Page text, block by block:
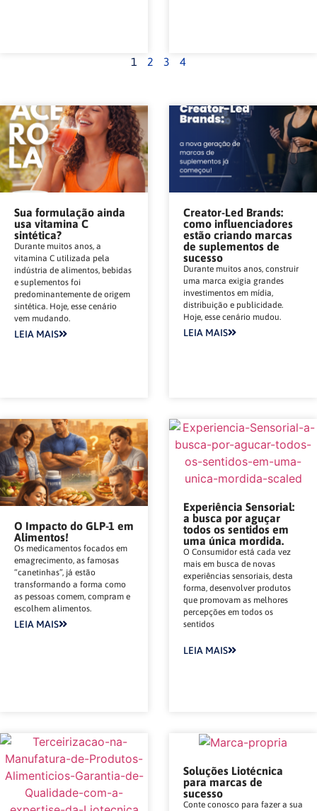
1 2 3 4
Sua formulação ainda
usa vitamina C
sintética?
Durante muitos anos, a
vitamina C utilizada pela
indústria de alimentos, bebidas
e suplementos foi
predominantemente de origem
sintética. Hoje, esse cenário
vem mudando.
LEIA MAIS
Creator-Led Brands:
como influenciadores
estão criando marcas
de suplementos de
sucesso
Durante muitos anos, construir
uma marca exigia grandes
investimentos em mídia,
distribuição e publicidade.
Hoje, esse cenário mudou.
LEIA MAIS
O Impacto do GLP-1 em
Alimentos!
Os medicamentos focados em
emagrecimento, as famosas
“canetinhas”, já estão
transformando a forma como
as pessoas comem, compram e
escolhem alimentos.
LEIA MAIS
Experiência Sensorial:
a busca por aguçar
todos os sentidos em
uma única mordida.
O Consumidor está cada vez
mais em busca de novas
experiências sensoriais, desta
forma, desenvolver produtos
que promovam as melhores
percepções em todos os
sentidos
LEIA MAIS
Soluções Liotécnica
para marcas de
sucesso
Conte conosco para fazer a sua